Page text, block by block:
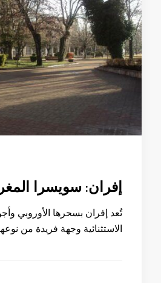
إفران: سويسرا
تُعد إفران بسحرها الأوروبي
الاستثنائية وجهة فريدة من